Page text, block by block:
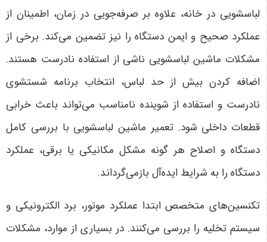
لباسشویی در خانه، علاوه بر صرفه‌جویی در زمان، اطمینان از
عملکرد صحیح و ایمن دستگاه را نیز تضمین می‌کند. برخی از
مشکلات ماشین لباسشویی ناشی از استفاده نادرست هستند.
اضافه کردن بیش از حد لباس، انتخاب برنامه شستشوی
نادرست و استفاده از شوینده نامناسب می‌تواند باعث خرابی
قطعات داخلی شود. تعمیر ماشین لباسشویی با بررسی کامل
دستگاه و اصلاح هر گونه مشکل مکانیکی یا برقی، عملکرد
دستگاه را به شرایط ایده‌آل بازمی‌گرداند.
تکنسین‌های متخصص ابتدا عملکرد موتور، برد الکترونیکی و
سیستم تخلیه را بررسی می‌کنند. در بسیاری از موارد، مشکلات